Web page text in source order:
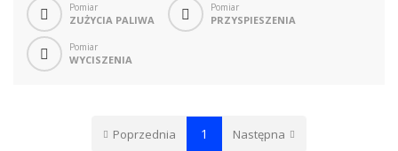
Pomiar
ZUŻYCIA PALIWA
Pomiar
PRZYSPIESZENIA
Pomiar
WYCISZENIA
Poprzednia 1 Następna